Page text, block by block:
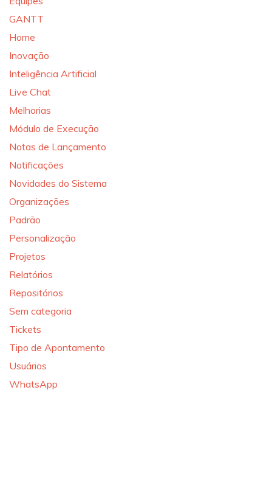
GANTT
Home
Inovação
Inteligência Artificial
Live Chat
Melhorias
Módulo de Execução
Notas de Lançamento
Notificações
Novidades do Sistema
Organizações
Padrão
Personalização
Projetos
Relatórios
Repositórios
Sem categoria
Tickets
Tipo de Apontamento
Usuários
WhatsApp